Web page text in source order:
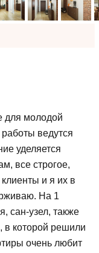
для молодой
ведутся
уделяется
все строгое,
и я их в
На 1
сан-узел, также
в которой решили
очень любит